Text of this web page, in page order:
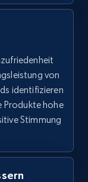
Initial
more.
Detailed
more.
von
identifizieren
Produkte hohe
Stimmung